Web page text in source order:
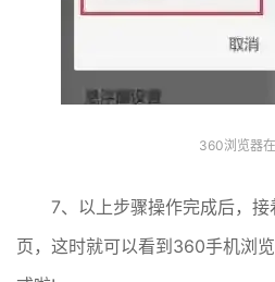
360浏览器
7、以上步骤操作完成后，
页，这时就可以看到360手机浏